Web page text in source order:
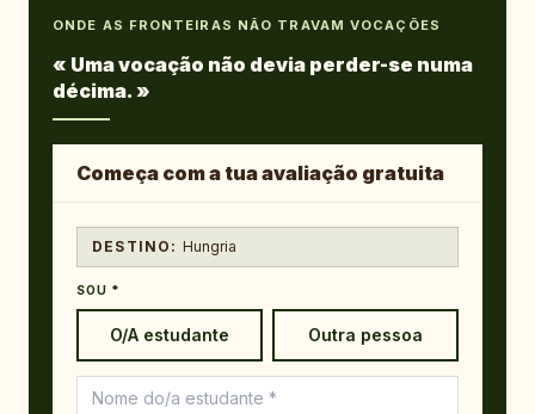
ONDE AS FRONTEIRAS NÃO TRAVAM VOCAÇÕES
« Uma vocação não devia perder-se numa
décima.»
Começa com a tua avaliação gratuita
DESTINO: Hungria
SOU *
O/A estudante Outra pessoa